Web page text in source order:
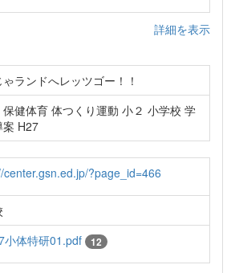
詳細を表示
ランドへレッツゴー！！
保健体育 体つくり運動 小２ 小学校 学
案 H27
center.gsn.ed.jp/?page_id=466
小体特研01.pdf 12